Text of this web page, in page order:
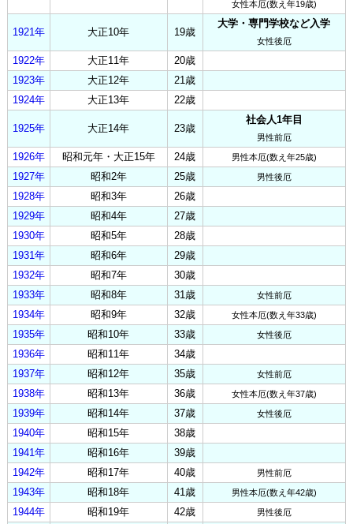
女性本厄(数え年19歳)
1921年 大正10年 19歳
大学・専門学校など入学
女性後厄
1922年 大正11年
20歳
1923年
大正12年
21歳
1924年
大正13年 22歳
1925年 大正14年 23歳
社会人1年目
男性前厄
1926年 昭和元年・大正15年 24歳 男性本厄(数え年25歳)
1927年 昭和2年 25歳 男性後厄
1928年 昭和3年
26歳
1929年
昭和4年
27歳
1930年
昭和5年
28歳
1931年
昭和6年
29歳
1932年
昭和7年
30歳
1933年
昭和8年 31歳 女性前厄
1934年 昭和9年 32歳 女性本厄(数え年33歳)
1935年 昭和10年 33歳 女性後厄
1936年 昭和11年
34歳
1937年
昭和12年 35歳 女性前厄
1938年 昭和13年 36歳 女性本厄(数え年37歳)
1939年 昭和14年 37歳 女性後厄
1940年 昭和15年
38歳
1941年
昭和16年
39歳
1942年
昭和17年 40歳 男性前厄
1943年 昭和18年 41歳 男性本厄(数え年42歳)
1944年 昭和19年 42歳 男性後厄